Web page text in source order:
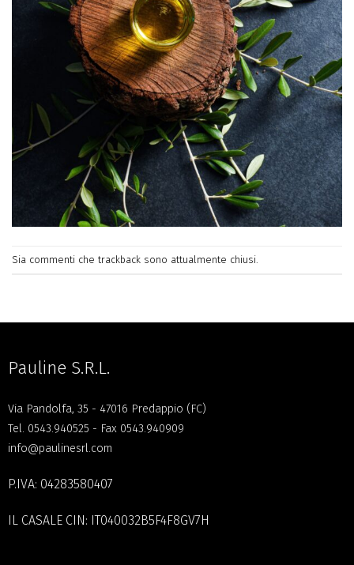
Sia commenti che trackback sono attualmente chiusi.
Pauline S.R.L.
Via Pandolfa, 35 - 47016 Predappio (FC)
Tel. 0543.940525 - Fax 0543.940909
info@paulinesrl.com
P.IVA: 04283580407
IL CASALE CIN: IT040032B5F4F8GV7H